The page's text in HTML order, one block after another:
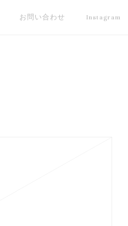
お問い合わせ Instagram